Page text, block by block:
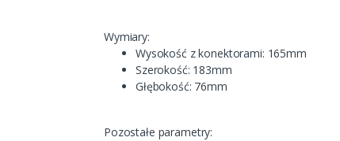
Wymiary:
Wysokość z konektorami: 165mm
Szerokość: 183mm
Głębokość: 76mm
Pozostałe parametry: